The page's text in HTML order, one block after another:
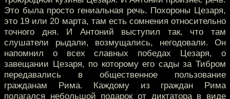
Это была просто гениальная речь. Похороны Цезаря,
это 19 или 20 марта, там есть сомнения относительно
точного дня. И Антоний выступил так, что там
слушатели рыдали, возмущались, негодовали. Он
напомнил о всех славных победах Цезаря, о
завещании Цезаря, по которому его сады за Тибром
передавались в общественное пользование
гражданам Рима. Каждому из граждан Рима
полагался небольшой подарок от диктатора в виде